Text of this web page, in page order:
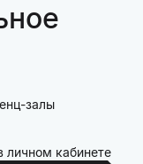
залы
личном кабинете